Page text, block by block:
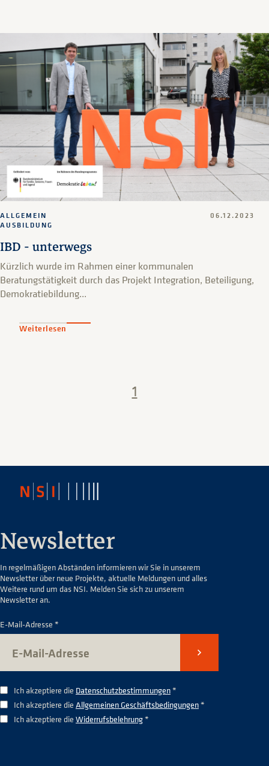
IBD - unterwegs
ALLGEMEIN
AUSBILDUNG
06.12.2023
Kürzlich wurde im Rahmen einer kommunalen
Beratungstätigkeit durch das Projekt Integration, Beteiligung,
Demokratiebildung...
Weiterlesen
1
Newsletter
In regelmäßigen Abständen informieren wir Sie in unserem
Newsletter über neue Projekte, aktuelle Meldungen und alles
Weitere rund um das NSI. Melden Sie sich zu unserem
Newsletter an.
E-Mail-Adresse *
Senden
Ich akzeptiere die Datenschutzbestimmungen*
Ich akzeptiere die Allgemeinen Geschäftsbedingungen*
Ich akzeptiere die Widerrufsbelehrung*